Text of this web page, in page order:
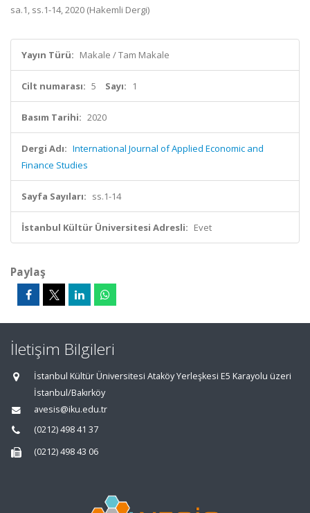
sa.1, ss.1-14, 2020 (Hakemli Dergi)
Yayın Türü: Makale / Tam Makale
Cilt numarası: 5 Sayı: 1
Basım Tarihi: 2020
Dergi Adı: International Journal of Applied Economic and
Finance Studies
Sayfa Sayıları: ss.1-14
İstanbul Kültür Üniversitesi Adresli: Evet
Paylaş
İletişim Bilgileri
İstanbul Kültür Üniversitesi Ataköy Yerleşkesi E5 Karayolu üzeri
İstanbul/Bakırköy
avesis@iku.edu.tr
(0212) 498 41 37
(0212) 498 43 06